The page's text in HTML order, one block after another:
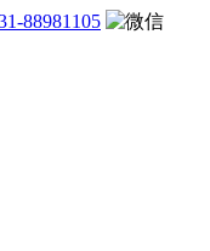
88981105